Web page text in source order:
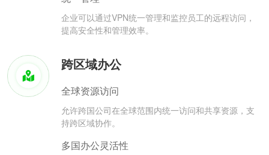
企业可以通过VPN统一管理和监控员工的远程访问，
提高安全性和管理效率。
跨区域办公
全球资源访问
允许跨国公司在全球范围内统一访问和共享资源，支
持跨区域协作。
多国办公灵活性